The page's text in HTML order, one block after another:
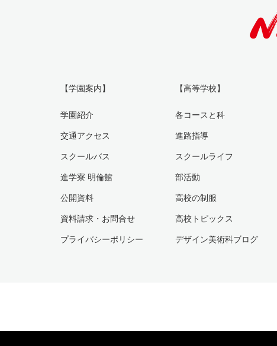
【学園案内】
学園紹介
交通アクセス
スクールバス
進学寮 明倫館
公開資料
資料請求・お問合せ
プライバシーポリシー
【高等学校】
各コースと科
進路指導
スクールライフ
部活動
高校の制服
高校トピックス
デザイン美術科ブログ